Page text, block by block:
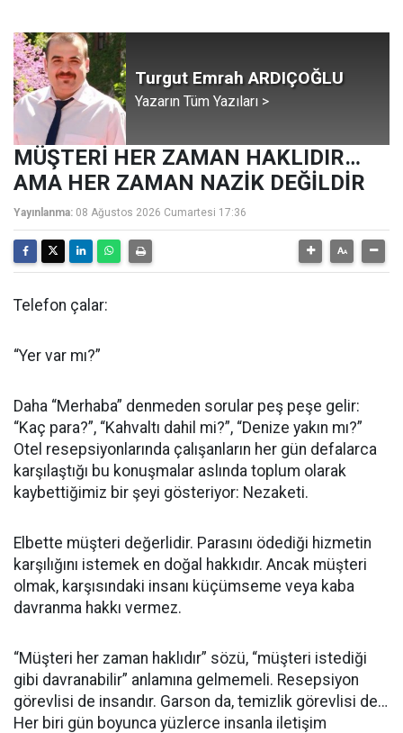
Turgut Emrah ARDIÇOĞLU
Yazarın Tüm Yazıları >
MÜŞTERİ HER ZAMAN HAKLIDIR…
AMA HER ZAMAN NAZİK DEĞİLDİR
Yayınlanma: 08 Ağustos 2026 Cumartesi 17:36
Telefon çalar:
“Yer var mı?”
Daha “Merhaba” denmeden sorular peş peşe gelir:
“Kaç para?”, “Kahvaltı dahil mi?”, “Denize yakın mı?”
Otel resepsiyonlarında çalışanların her gün defalarca
karşılaştığı bu konuşmalar aslında toplum olarak
kaybettiğimiz bir şeyi gösteriyor: Nezaketi.
Elbette müşteri değerlidir. Parasını ödediği hizmetin
karşılığını istemek en doğal hakkıdır. Ancak müşteri
olmak, karşısındaki insanı küçümseme veya kaba
davranma hakkı vermez.
“Müşteri her zaman haklıdır” sözü, “müşteri istediği
gibi davranabilir” anlamına gelmemeli. Resepsiyon
görevlisi de insandır. Garson da, temizlik görevlisi de…
Her biri gün boyunca yüzlerce insanla iletişim